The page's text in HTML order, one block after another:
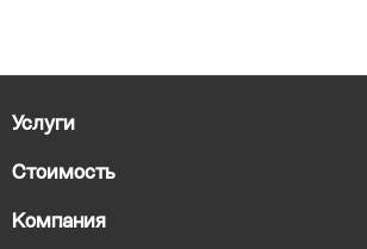
Услуги
Стоимость
Компания